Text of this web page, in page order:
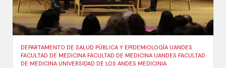
DEPARTAMENTO DE SALUD PÚBLICA Y EPIDEMIOLOGÍA UANDES
FACULTAD DE MEDICINA FACULTAD DE MEDICINA UANDES FACULTAD
DE MEDICINA UNIVERSIDAD DE LOS ANDES MEDICINIA